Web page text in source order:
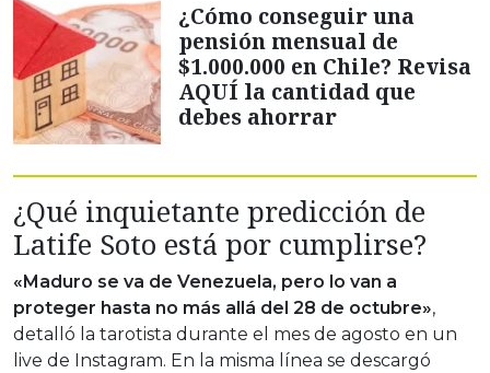
¿Cómo conseguir una
pensión mensual de
$1.000.000 en Chile? Revisa
AQUÍ la cantidad que
debes ahorrar
¿Qué inquietante predicción de
Latife Soto está por cumplirse?
«Maduro se va de Venezuela, pero lo van a
proteger hasta no más allá del 28 de octubre»,
detalló la tarotista durante el mes de agosto en un
live de Instagram. En la misma línea se descargó